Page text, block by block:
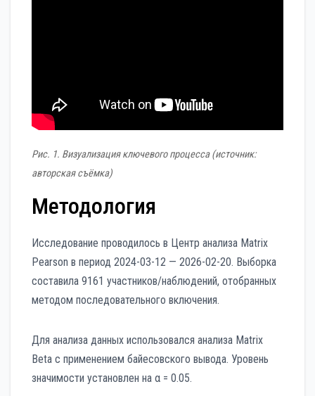
Рис. 1. Визуализация ключевого процесса (источник:
авторская съёмка)
Методология
Исследование проводилось в Центр анализа Matrix
Pearson в период 2024-03-12 — 2026-02-20. Выборка
составила 9161 участников/наблюдений, отобранных
методом последовательного включения.
Для анализа данных использовался анализа Matrix
Beta с применением байесовского вывода. Уровень
значимости установлен на α = 0.05.